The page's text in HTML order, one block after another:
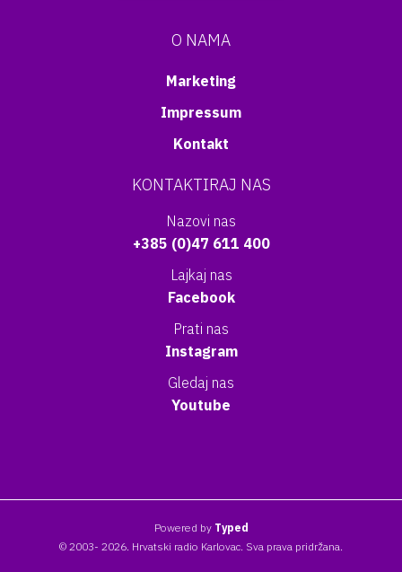
O NAMA
Marketing
Impressum
Kontakt
KONTAKTIRAJ NAS
Nazovi nas
+385 (0)47 611 400
Lajkaj nas
Facebook
Prati nas
Instagram
Gledaj nas
Youtube
Powered by Typed
© 2003- 2026. Hrvatski radio Karlovac. Sva prava pridržana.